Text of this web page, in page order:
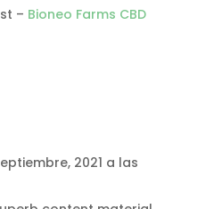
– Bioneo Farms CBD
2021 a las